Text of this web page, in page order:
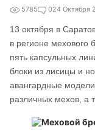
5785 024 Октября
13 октября в
в регионе мехового
пять капсульных
блоки из лисицы и
авангардные
различных мехов, а